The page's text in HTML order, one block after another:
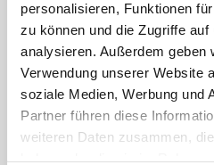
personalisieren, Funktionen
zu können und die Zugriffe
analysieren. Außerdem geben
Verwendung unserer Website
soziale Medien, Werbung und
Partner führen diese
weiteren Daten zusammen,